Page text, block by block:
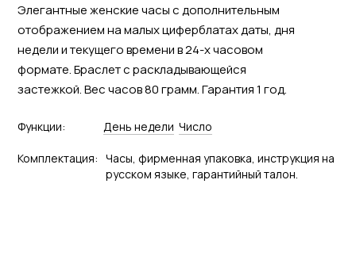
Элегантные женские часы с дополнительным
отображением на малых циферблатах даты, дня
недели и текущего времени в 24-х часовом
формате. Браслет с раскладывающейся
застежкой. Вес часов 80 грамм. Гарантия 1 год.
Функции: День недели Число
Комплектация: Часы, фирменная упаковка, инструкция на
русском языке, гарантийный талон.